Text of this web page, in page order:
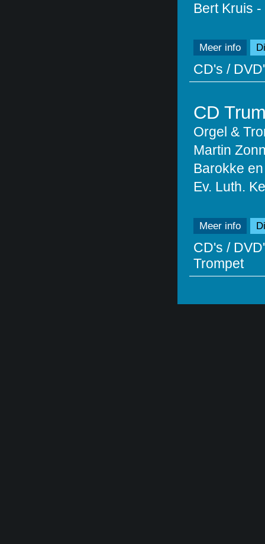
Bert Kruis
Meer info
CD's /
CD
Orgel &
Martin
Barokke
Ev. Luth.
Meer info
CD's /
Trompet